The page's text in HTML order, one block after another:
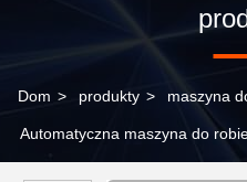
Dom > produkty > maszyna
Automatyczna maszyna do